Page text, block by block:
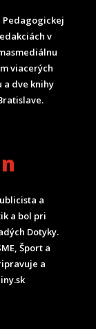
Pedagogickej
v
viacerých
a dve knihy
a
a bol pri
Dotyky.
Šport a
a